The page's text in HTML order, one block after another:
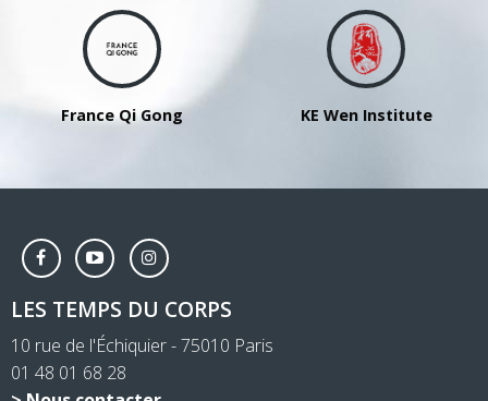
France Qi Gong KE Wen Institute
LES TEMPS DU CORPS
10 rue de l'Échiquier - 75010 Paris
01 48 01 68 28